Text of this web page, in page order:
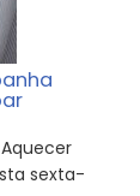
sexta-